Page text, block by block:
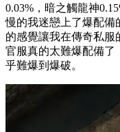
0.03%，暗之觸龍神
慢的我迷戀上了爆
的感覺讓我在傳奇私
官服真的太難爆配備了
乎難爆到爆破。